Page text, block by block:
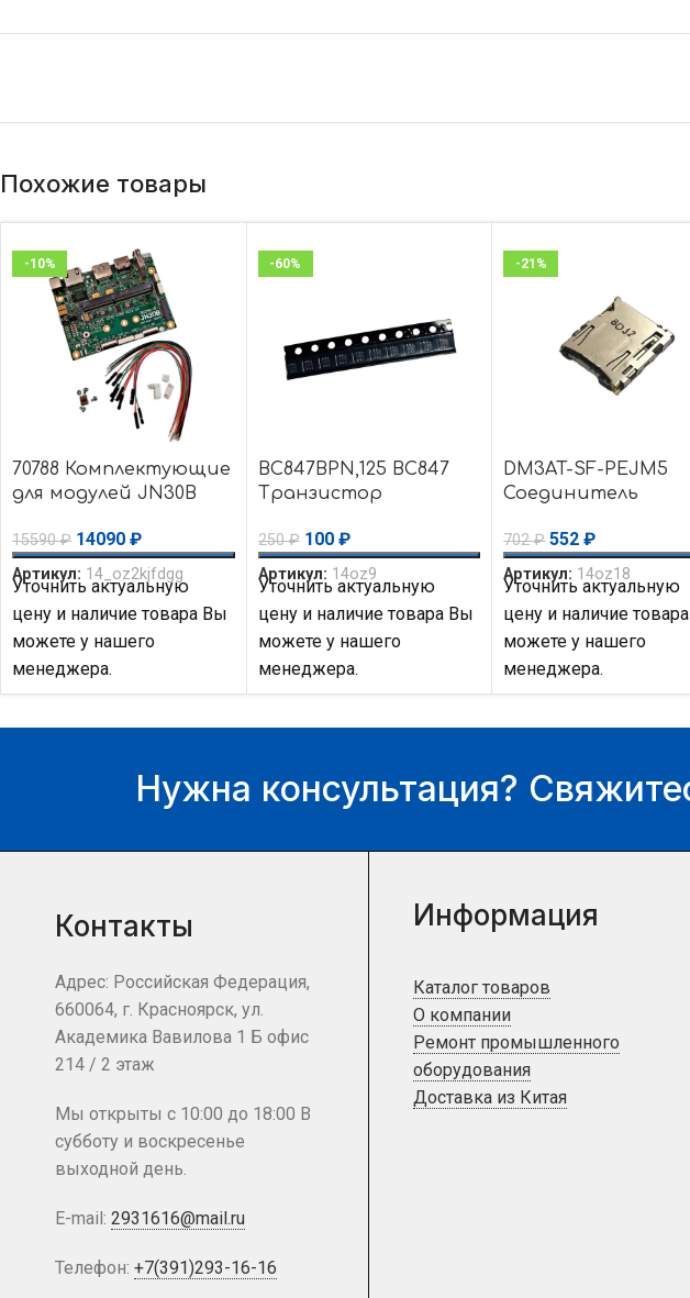
Похожие товары
-10%
70788 Комплектующие
для модулей JN30B
15590₽ 14090 ₽
Артикул: 14_oz2kjfdgg
Уточнить актуальную
цену и наличие товара Вы
можете у нашего
менеджера.
-60%
BC847BPN,125 BC847
Транзистор
100mA 100MHz 300mW
250₽ 100 ₽
Артикул: 14oz9
Уточнить актуальную
цену и наличие товара Вы
можете у нашего
менеджера.
-21%
DM3AT-SF-PEJM5
Соединитель
памяти 125V Hirose
Connector
702₽ 552₽
Артикул: 14oz18
Уточнить актуальную
цену и наличие
можете у нашего
менеджера.
Нужна консультация?
Контакты
Адрес: Российская Федерация,
660064, г. Красноярск, ул.
Академика Вавилова 1 Б офис
214 / 2 этаж
Мы открыты с 10:00 до 18:00 В
субботу и воскресенье
выходной день.
E-mail: 2931616@mail.ru
Телефон: +7(391)293-16-16
Информация
Каталог товаров
О компании
Ремонт промышленного
оборудования
Доставка из Китая